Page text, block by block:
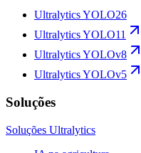
Ultralytics YOLO26
Ultralytics YOLO11
Ultralytics YOLOv8
Ultralytics YOLOv5
Soluções
Soluções Ultralytics